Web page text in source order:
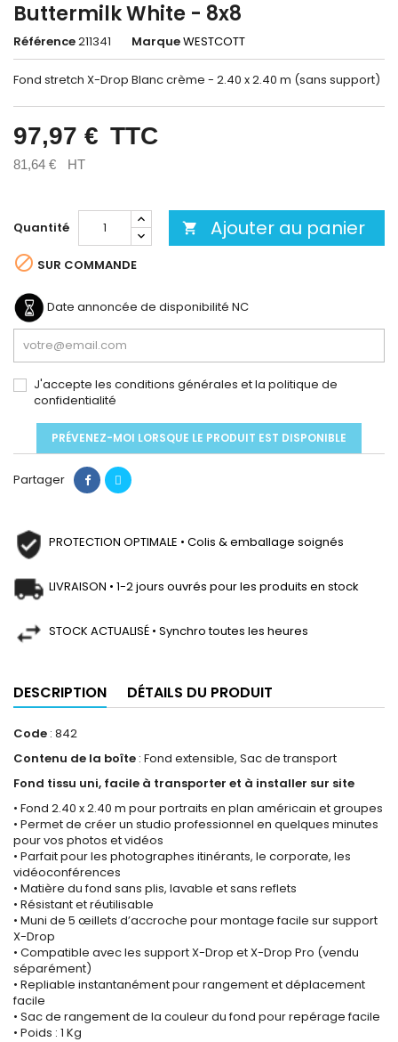
Buttermilk White - 8x8
Référence211341 MarqueWESTCOTT
Fond stretch X-Drop Blanc crème - 2.40 x 2.40 m (sans support)
97,97 € TTC
81,64 € HT
Quantité  Ajouter au panier
 SUR COMMANDE
Date annoncée de disponibilité NC
J'accepte les conditions générales et la politique de
confidentialité
PRÉVENEZ-MOI LORSQUE LE PRODUIT EST DISPONIBLE
Partager
PROTECTION OPTIMALE • Colis & emballage soignés
LIVRAISON • 1-2 jours ouvrés pour les produits en stock
STOCK ACTUALISÉ • Synchro toutes les heures
DESCRIPTION DÉTAILS DU PRODUIT
Code : 842
Contenu de la boîte : Fond extensible, Sac de transport
Fond tissu uni, facile à transporter et à installer sur site
• Fond 2.40 x 2.40 m pour portraits en plan américain et groupes
• Permet de créer un studio professionnel en quelques minutes
pour vos photos et vidéos
• Parfait pour les photographes itinérants, le corporate, les
vidéoconférences
• Matière du fond sans plis, lavable et sans reflets
• Résistant et réutilisable
• Muni de 5 œillets d’accroche pour montage facile sur support
X-Drop
• Compatible avec les support X-Drop et X-Drop Pro (vendu
séparément)
• Repliable instantanément pour rangement et déplacement
facile
• Sac de rangement de la couleur du fond pour repérage facile
• Poids : 1 Kg